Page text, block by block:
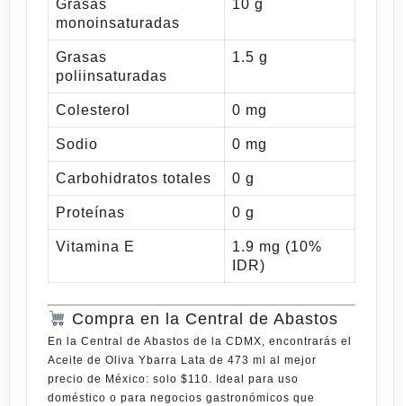
Grasas
monoinsaturadas
10 g
Grasas
poliinsaturadas
1.5 g
Colesterol 0 mg
Sodio 0 mg
Carbohidratos totales 0 g
Proteínas 0 g
Vitamina E
1.9 mg (10%
IDR)
Compra en la Central de Abastos
En la Central de Abastos de la CDMX, encontrarás el
Aceite de Oliva Ybarra Lata de 473 ml
al mejor
precio de México: solo $110. Ideal para uso
doméstico o para negocios gastronómicos que